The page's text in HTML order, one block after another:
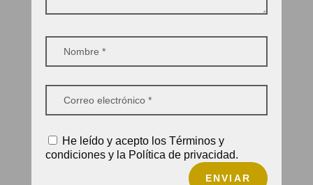
He leído y acepto los Términos y
condiciones y la Política de privacidad.
ENVIAR